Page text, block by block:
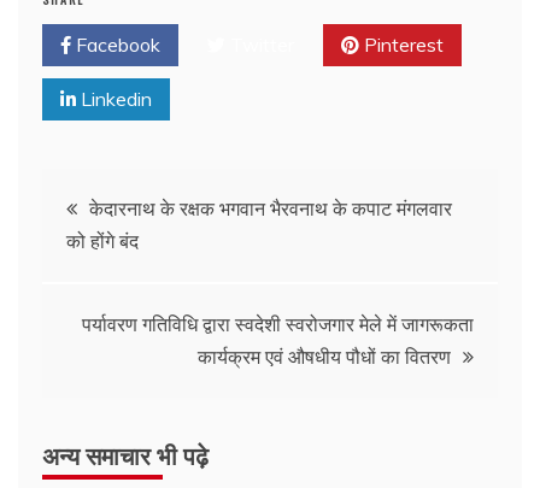
Facebook Pinterest
Linkedin
केदारनाथ के रक्षक भगवान भैरवनाथ के कपाट मंगलवार
को होंगे बंद
पर्यावरण गतिविधि द्वारा स्वदेशी स्वरोजगार मेले में जागरूकता
कार्यक्रम एवं औषधीय पौधों का वितरण
अन्य समाचार भी पढ़े